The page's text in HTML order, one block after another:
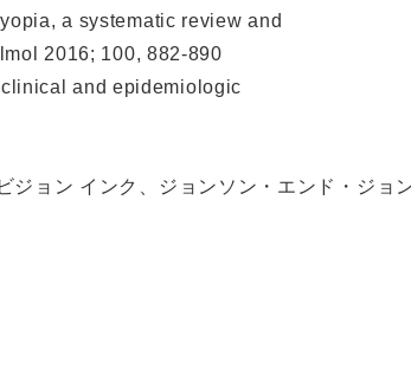
a systematic review and
2016; 100, 882-890
and epidemiologic
ョン インク、ジョンソン・エンド・ジョ